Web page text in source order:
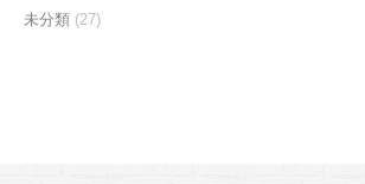
未分類 (27)